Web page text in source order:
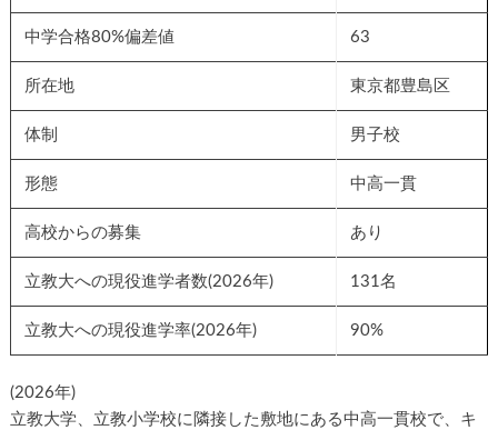
中学合格80%偏差値 63
所在地 東京都豊島区
体制 男子校
形態 中高一貫
高校からの募集 あり
立教大への現役進学者数(2026年) 131名
立教大への現役進学率(2026年) 90%
(2026年)
立教大学、立教小学校に隣接した敷地にある中高一貫校で、キ